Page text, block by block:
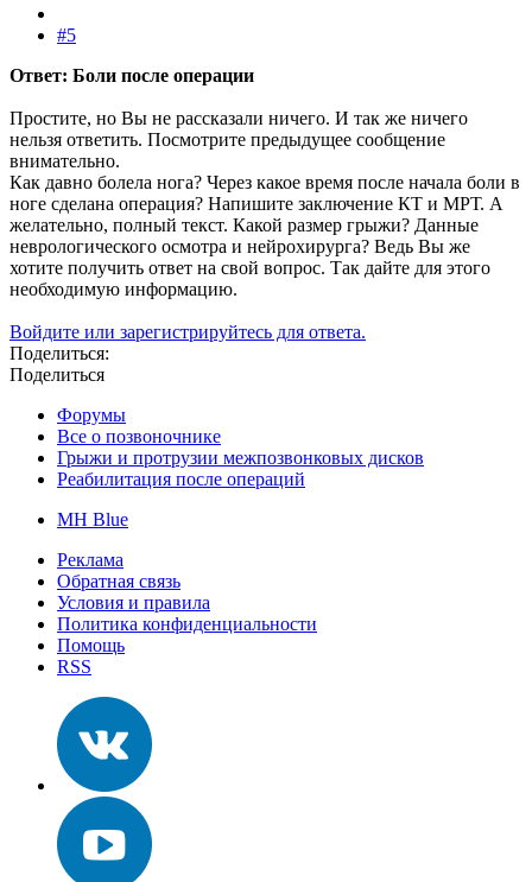
#5
Ответ: Боли после операции
Простите, но Вы не рассказали ничего. И так же ничего
нельзя ответить. Посмотрите предыдущее сообщение
внимательно.
Как давно болела нога? Через какое время после начала боли в
ноге сделана операция? Напишите заключение КТ и МРТ. А
желательно, полный текст. Какой размер грыжи? Данные
неврологического осмотра и нейрохирурга? Ведь Вы же
хотите получить ответ на свой вопрос. Так дайте для этого
необходимую информацию.
Войдите или зарегистрируйтесь для ответа.
Поделиться:
Поделиться
Форумы
Все о позвоночнике
Грыжи и протрузии межпозвонковых дисков
Реабилитация после операций
MH Blue
Реклама
Обратная связь
Условия и правила
Политика конфиденциальности
Помощь
RSS